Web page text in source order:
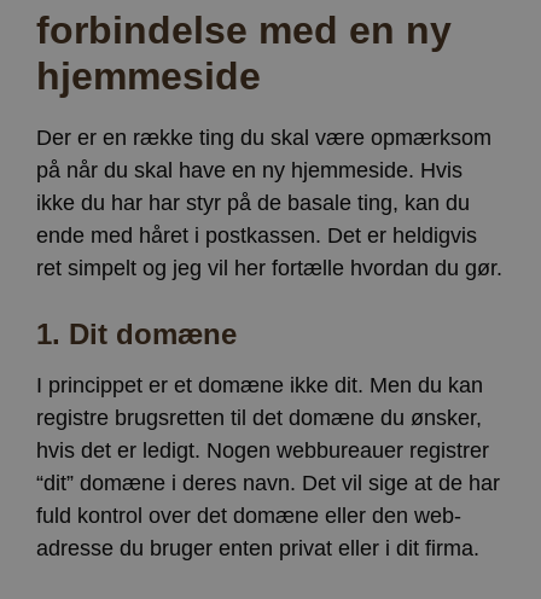
forbindelse med en ny
hjemmeside
Der er en række ting du skal være opmærksom
på når du skal have en ny hjemmeside. Hvis
ikke du har har styr på de basale ting, kan du
ende med håret i postkassen. Det er heldigvis
ret simpelt og jeg vil her fortælle hvordan du gør.
1. Dit domæne
I princippet er et domæne ikke dit. Men du kan
registre brugsretten til det domæne du ønsker,
hvis det er ledigt. Nogen webbureauer registrer
“dit” domæne i deres navn. Det vil sige at de har
fuld kontrol over det domæne eller den web-
adresse du bruger enten privat eller i dit firma.
Navn
Provider /
Domæne
Udløb Beskrivelse
CookieScriptConsent
tjenesten til
at huske
præferencer
til
Det er
at Cookie-
Script.com
Storage declaration
Navn Storage type
Beskrivelse
ct_has_scrolled
Lokal lagring
wpEmojiSettingsSupports
Sessionslagring
ct_screen_info
Lokal lagring
ct_cookies_type
Lokal lagring
Privacy Policy